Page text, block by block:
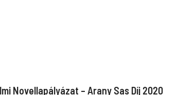
Novellapályázat – Arany Sas Díj 2020